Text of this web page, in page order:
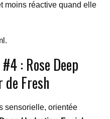
moins réactive quand elle
: Rose Deep
de Fresh
sensorielle, orientée